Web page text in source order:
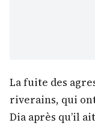
La fuite des
riverains, qui
Dia après qu’il